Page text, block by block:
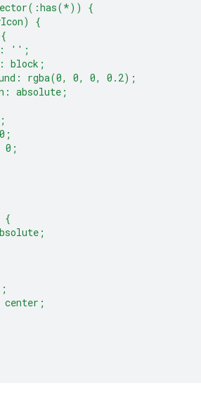
{
{
'';
block;
rgba(0, 0, 0, 0.2);
absolute;
0;
{
center;